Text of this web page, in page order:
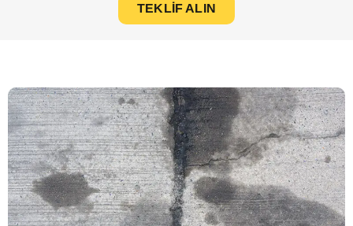
TEKLIF ALIN